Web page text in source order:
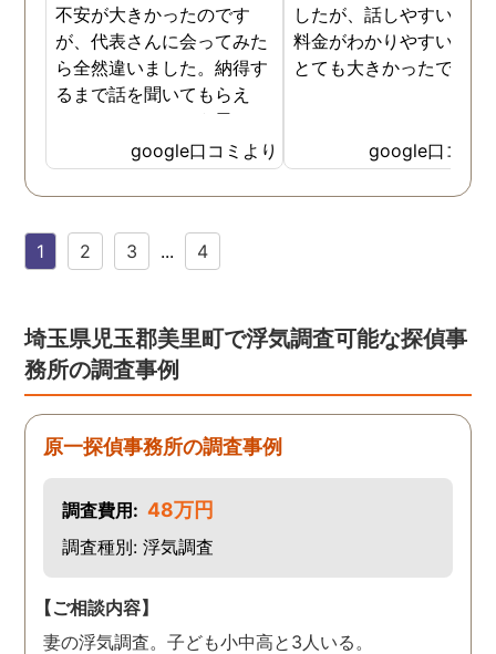
不安が大きかったのです
が、代表さんに会ってみた
ら全然違いました。納得す
るまで話を聞いてもらえ
て、ここならという思いで
依頼しました。代表さんが
私と一緒に戦ってくれてる
感じがして、心強かったで
現在離婚調停中です。弁護
google口コミより
したが、話しやすいこと
料金がわかりやすいこと
とても大きかったです。
google口コミ
1 2 3 ... 4
埼玉県児玉郡美里町で浮気調査可能な探偵事
務所の調査事例
原一探偵事務所の調査事例
調査費用: 48万円
調査種別: 浮気調査
【ご相談内容】
妻の浮気調査。子ども小中高と3人いる。